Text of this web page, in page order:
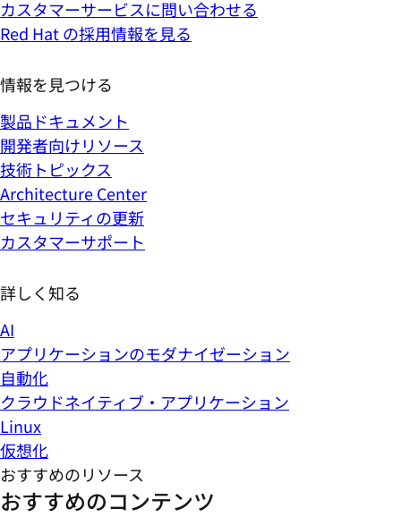
カスタマーサービスに問い合わせる
Red Hat の採用情報を見る
情報を見つける
製品ドキュメント
開発者向けリソース
技術トピックス
Architecture Center
セキュリティの更新
カスタマーサポート
詳しく知る
AI
アプリケーションのモダナイゼーション
自動化
クラウドネイティブ・アプリケーション
Linux
仮想化
おすすめのリソース
おすすめのコンテンツ